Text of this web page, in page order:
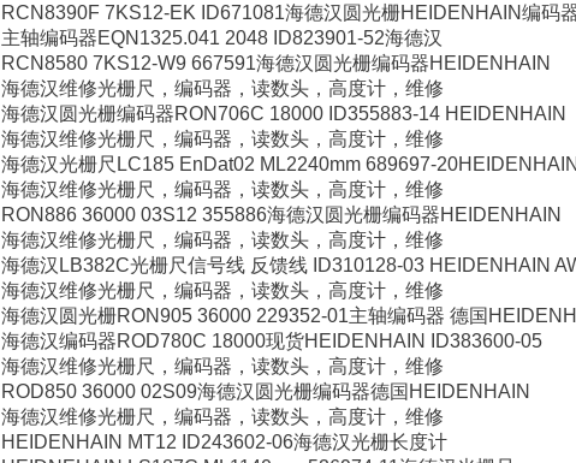
RCN8390F 7KS12-EK ID671081海德汉圆光栅HEIDENHAIN编码
主轴编码器EQN1325.041 2048 ID823901-52海德汉
RCN8580 7KS12-W9 667591海德汉圆光栅编码器HEIDENHAIN
海德汉维修光栅尺，编码器，读数头，高度计，维修
海德汉圆光栅编码器RON706C 18000 ID355883-14 HEIDENHAIN
海德汉维修光栅尺，编码器，读数头，高度计，维修
海德汉光栅尺LC185 EnDat02 ML2240mm 689697-20HEIDENHAIN
海德汉维修光栅尺，编码器，读数头，高度计，维修
RON886 36000 03S12 355886海德汉圆光栅编码器HEIDENHAIN
海德汉维修光栅尺，编码器，读数头，高度计，维修
海德汉LB382C光栅尺信号线 反馈线 ID310128-03 HEIDENHAIN
海德汉维修光栅尺，编码器，读数头，高度计，维修
海德汉圆光栅RON905 36000 229352-01主轴编码器 德国
海德汉编码器ROD780C 18000现货HEIDENHAIN ID383600-05
海德汉维修光栅尺，编码器，读数头，高度计，维修
ROD850 36000 02S09海德汉圆光栅编码器德国HEIDENHAIN
海德汉维修光栅尺，编码器，读数头，高度计，维修
HEIDENHAIN MT12 ID243602-06海德汉光栅长度计